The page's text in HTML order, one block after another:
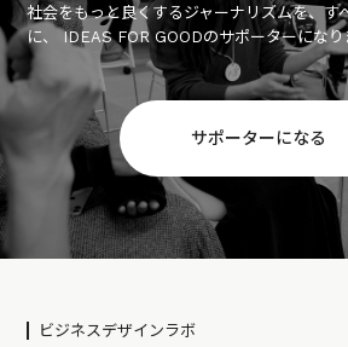
社会をもっと良くするジャーナリズムを、す
に、 IDEAS FOR GOODのサポーターになり
サポーターになる
ビジネスデザインラボ